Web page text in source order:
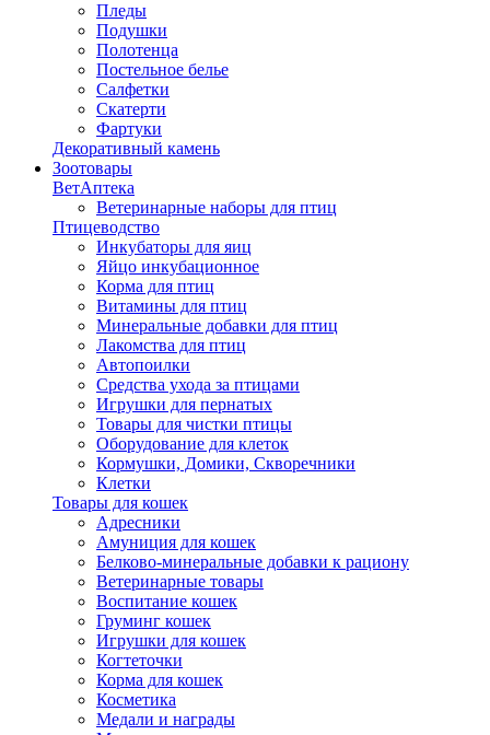
Пледы
Подушки
Полотенца
Постельное белье
Салфетки
Скатерти
Фартуки
Декоративный камень
Зоотовары
ВетАптека
Ветеринарные наборы для птиц
Птицеводство
Инкубаторы для яиц
Яйцо инкубационное
Корма для птиц
Витамины для птиц
Минеральные добавки для птиц
Лакомства для птиц
Автопоилки
Средства ухода за птицами
Игрушки для пернатых
Товары для чистки птицы
Оборудование для клеток
Кормушки, Домики, Скворечники
Клетки
Товары для кошек
Адресники
Амуниция для кошек
Белково-минеральные добавки к рациону
Ветеринарные товары
Воспитание кошек
Груминг кошек
Игрушки для кошек
Когтеточки
Корма для кошек
Косметика
Медали и награды